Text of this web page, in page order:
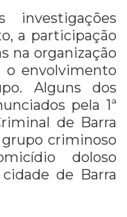
investigações
a participação
na organização
o envolvimento
Alguns dos
pela 1ª
de Barra
criminoso
doloso
de Barra